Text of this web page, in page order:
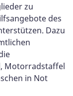
zu
des
Dazu
Motorradstaffel
in Not